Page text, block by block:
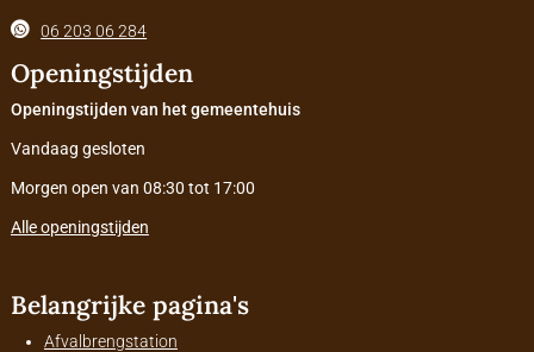
06 203 06 284
Openingstijden
Openingstijden van het gemeentehuis
Vandaag gesloten
Morgen open van 08:30 tot 17:00
Alle openingstijden
Belangrijke pagina's
Afvalbrengstation